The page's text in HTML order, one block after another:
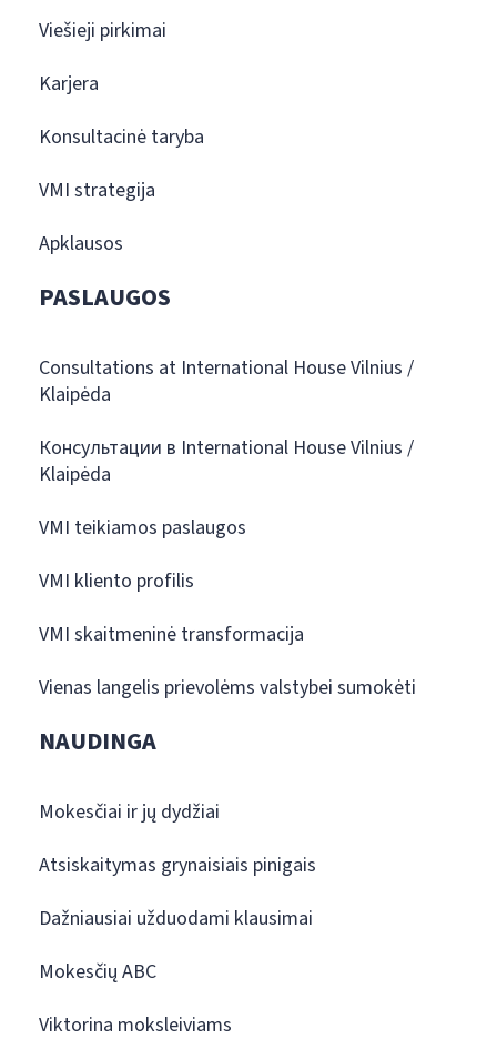
Viešieji pirkimai
Karjera
Konsultacinė taryba
VMI strategija
Apklausos
PASLAUGOS
Consultations at International House Vilnius /
Klaipėda
Консультации в International House Vilnius /
Klaipėda
VMI teikiamos paslaugos
VMI kliento profilis
VMI skaitmeninė transformacija
Vienas langelis prievolėms valstybei sumokėti
NAUDINGA
Mokesčiai ir jų dydžiai
Atsiskaitymas grynaisiais pinigais
Dažniausiai užduodami klausimai
Mokesčių ABC
Viktorina moksleiviams